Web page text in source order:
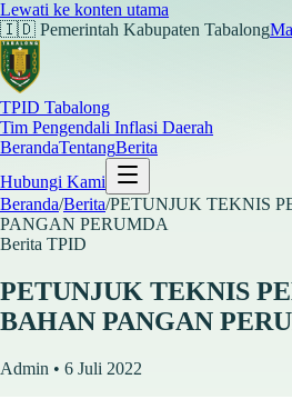
Lewati ke konten utama
🇮🇩 Pemerintah Kabupaten Tabalong
TPID Tabalong
Tim Pengendali Inflasi Daerah
BerandaTentangBerita
Hubungi Kami
Beranda/Berita/PETUNJUK TEKNIS
PANGAN PERUMDA
Berita TPID
PETUNJUK TEKNIS
BAHAN PANGAN
Admin • 6 Juli 2022